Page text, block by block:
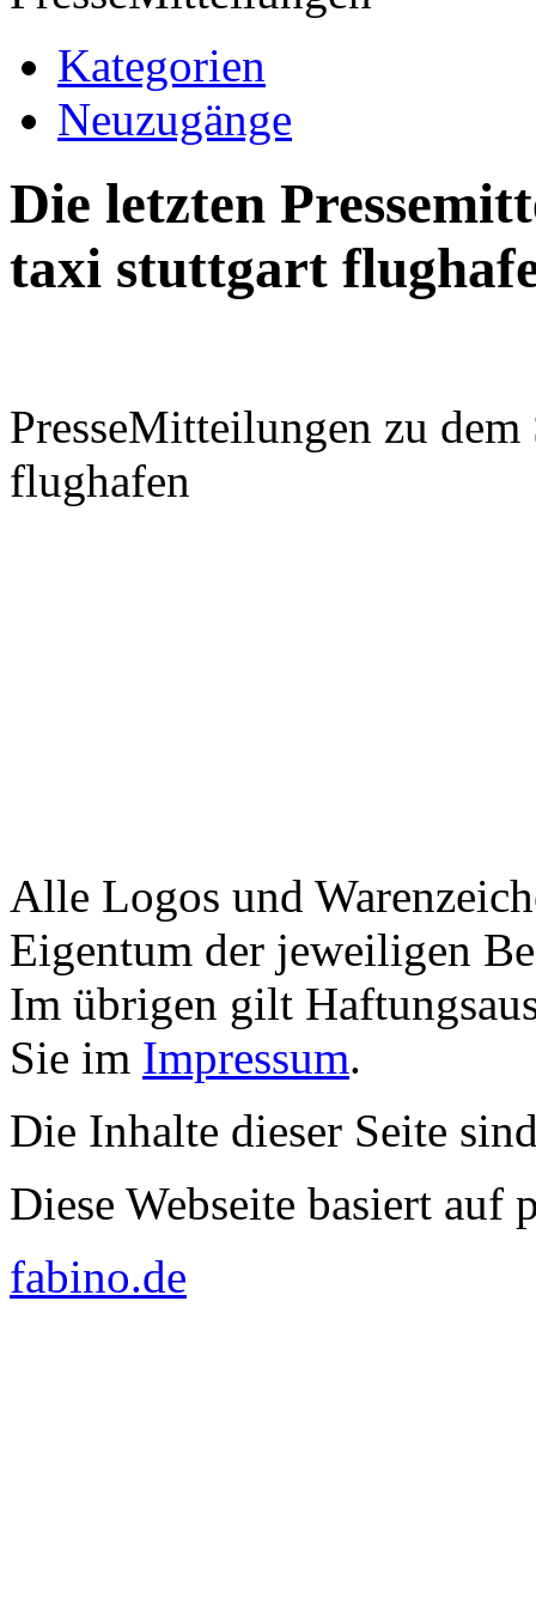
Kategorien
Neuzugänge
Die letzten
taxi stuttgart
PresseMitteilungen zu
flughafen
Alle Logos und
Eigentum der jeweiligen
Im übrigen gilt
Sie im Impressum.
Die Inhalte dieser Seite
Diese Webseite basiert auf
fabino.de